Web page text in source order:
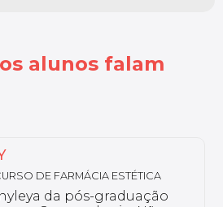
alunos falam
ESTÉTICA